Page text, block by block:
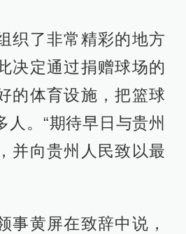
织了非常精彩的地方
决定通过捐赠球场的
的体育设施，把篮球
人。“期待早日与贵州
并向贵州人民致以最
事黄屏在致辞中说，